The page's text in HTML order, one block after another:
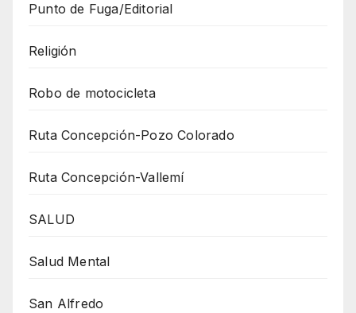
Punto de Fuga/Editorial
Religión
Robo de motocicleta
Ruta Concepción-Pozo Colorado
Ruta Concepción-Vallemí
SALUD
Salud Mental
San Alfredo